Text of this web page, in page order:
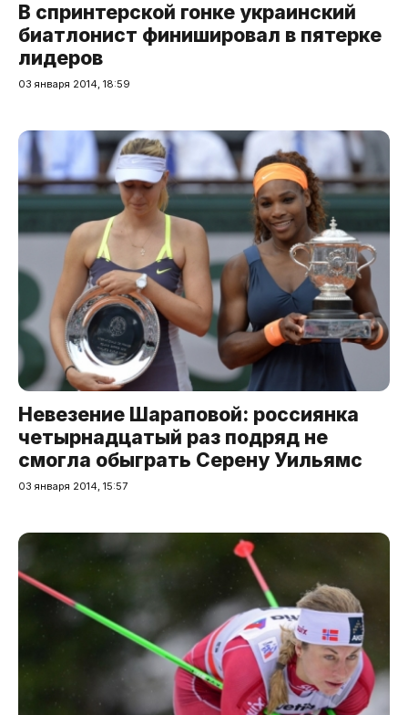
В спринтерской гонке украинский
биатлонист финишировал в пятерке
лидеров
03 января 2014, 18:59
Невезение Шараповой: россиянка
четырнадцатый раз подряд не
смогла обыграть Серену Уильямс
03 января 2014, 15:57